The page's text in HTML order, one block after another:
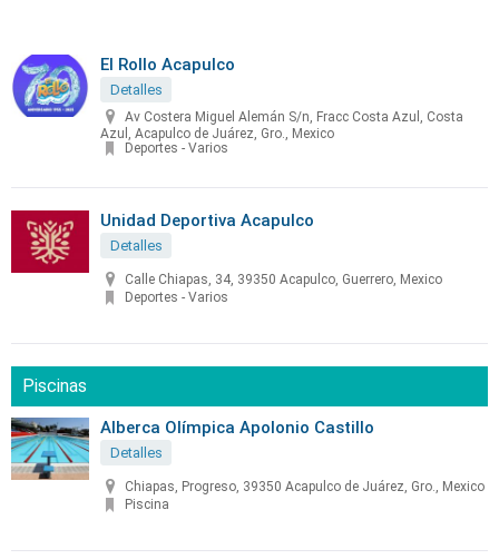
El Rollo Acapulco
Detalles
Av Costera Miguel Alemán S/n, Fracc Costa Azul, Costa
Azul, Acapulco de Juárez, Gro., Mexico
Deportes - Varios
Unidad Deportiva Acapulco
Detalles
Calle Chiapas, 34, 39350 Acapulco, Guerrero, Mexico
Deportes - Varios
Piscinas
Alberca Olímpica Apolonio Castillo
Detalles
Chiapas, Progreso, 39350 Acapulco de Juárez, Gro., Mexico
Piscina